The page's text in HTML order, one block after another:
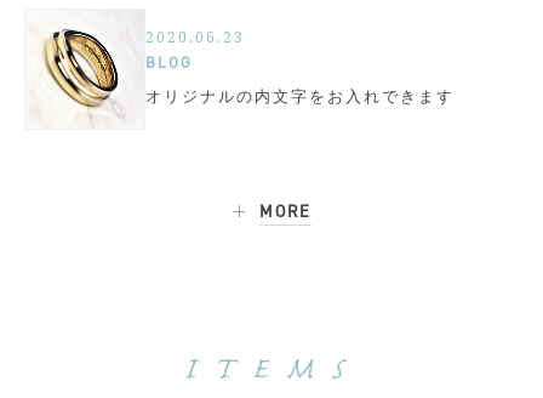
2020.06.23
BLOG
オリジナルの内文字をお入れできます
MORE
ITEMS